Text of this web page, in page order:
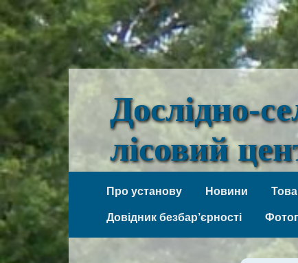
Дослідно-
лісовий
Про установу
Новини
Довідник безбар’єрності